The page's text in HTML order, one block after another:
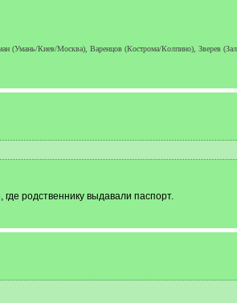
Киев/Москва), Варенцов (Кострома/Колпино), Зверев
родственнику выдавали паспорт.